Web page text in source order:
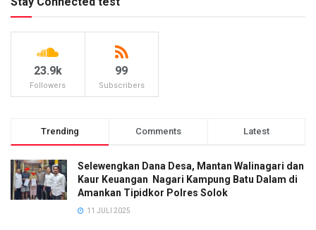
23.9k
Followers
99
Subscribers
Trending Comments Latest
Selewengkan Dana Desa, Mantan Walinagari dan
Kaur Keuangan Nagari Kampung Batu Dalam di
Amankan Tipidkor Polres Solok
11 JULI 2025